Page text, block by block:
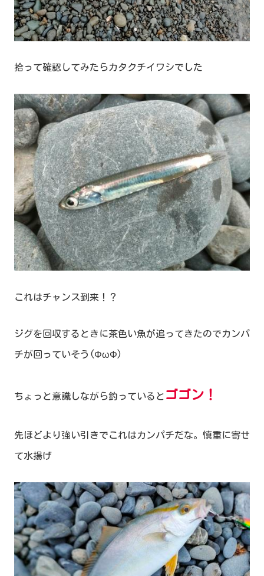
拾って確認してみたらカタクチイワシでした
これはチャンス到来！？
ジグを回収するときに茶色い魚が追ってきたのでカンパ
チが回っていそう(ΦωΦ)
ちょっと意識しながら釣っていると ゴゴン！
先ほどより強い引きでこれはカンパチだな。慎重に寄せ
て水揚げ